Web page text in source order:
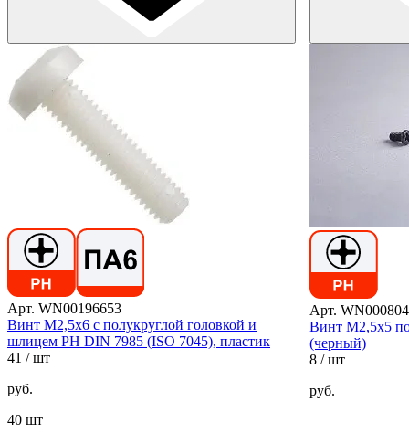
Арт. WN00196653
Винт М2,5х6 с полукруглой головкой и
шлицем PH DIN 7985 (ISO 7045), пластик
41 / шт
руб.
40 шт
Арт.
Винт М2,5х5
(черный)
8 / шт
руб.